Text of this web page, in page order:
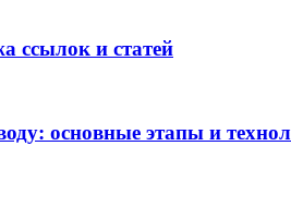
ссылок и статей
основные этапы и